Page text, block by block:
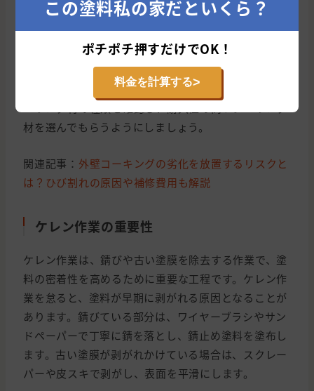
外線や雨風によって劣化するため、定期的な打ち替え
が必要です。シーリングの打ち替えを怠ると、雨漏り
の原因となることがあります。シーリング材には、ウ
レタン系、シリコン系、変成シリコン系など、様々な
種類があります。業者に依頼する際には、使用するシ
材を選んでもらうようにしましょう。
関連記事： 外壁コーキングの劣化を放置するリスクと
は？ひび割れの原因や補修費用も解説
ケレン作業の重要性
ケレン作業は、錆びや古い塗膜を除去する作業で、塗
料の密着性を高めるために重要な工程です。ケレン作
業を怠ると、塗料が早期に剥がれる原因となることが
あります。錆びている部分は、ワイヤーブラシやサン
ドペーパーで丁寧に錆を落とし、錆止め塗料を塗布し
ます。古い塗膜が剥がれかけている場合は、スクレー
パーや皮スキで剥がし、表面を平滑にします。
この塗料私の家だといくら？
ポチポチ押すだけでOK！
料金を計算する>